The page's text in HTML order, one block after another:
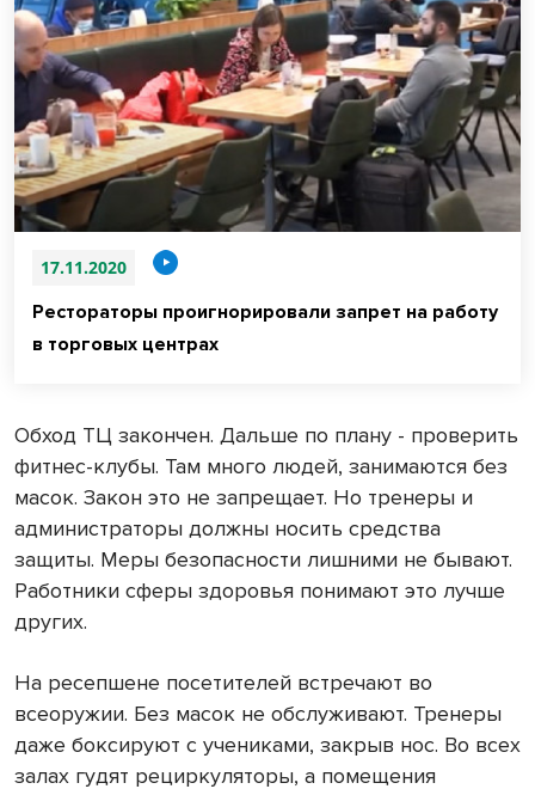
17.11.2020
Рестораторы проигнорировали запрет на работу
в торговых центрах
Обход ТЦ закончен. Дальше по плану - проверить
фитнес-клубы. Там много людей, занимаются без
масок. Закон это не запрещает. Но тренеры и
администраторы должны носить средства
защиты. Меры безопасности лишними не бывают.
Работники сферы здоровья понимают это лучше
других.
На ресепшене посетителей встречают во
всеоружии. Без масок не обслуживают. Тренеры
даже боксируют с учениками, закрыв нос. Во всех
залах гудят рециркуляторы, а помещения